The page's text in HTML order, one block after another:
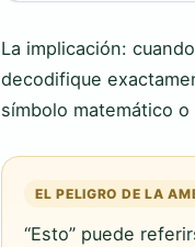
La implicación:
decodifique
símbolo matemático o
EL PELIGRO DE LA
“Esto” puede